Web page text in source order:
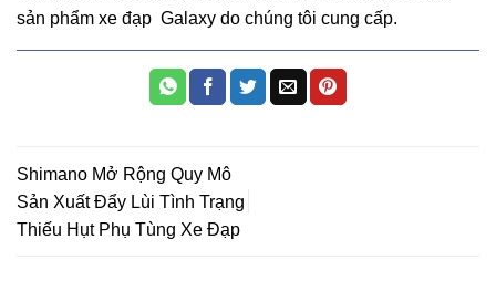
sản phẩm xe đạp Galaxy do chúng tôi cung cấp.
Shimano Mở Rộng Quy Mô
Sản Xuất Đẩy Lùi Tình Trạng
Thiếu Hụt Phụ Tùng Xe Đạp